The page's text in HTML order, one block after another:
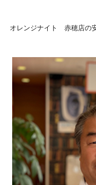
オレンジナイト 赤穂店の